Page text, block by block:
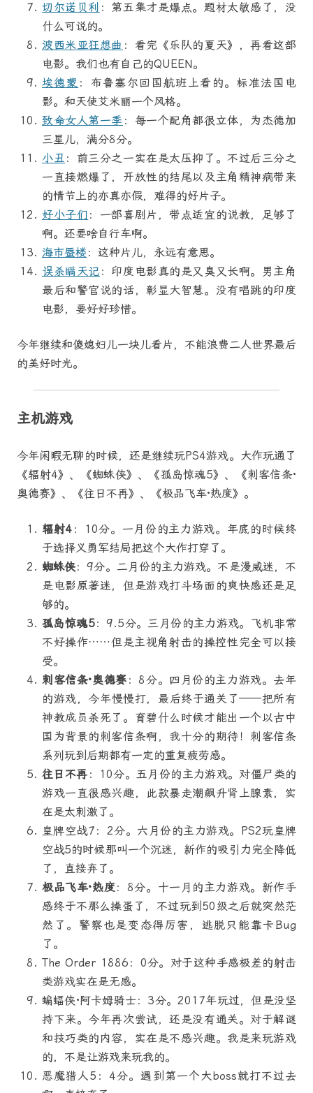
切尔诺贝利 ：第五集才是爆点。题材太敏感了，没
什么可说的。
波西米亚狂想曲 ：看完《乐队的夏天》，再看这部
电影。我们也有自己的QUEEN。
埃德蒙 ：布鲁塞尔回国航班上看的。标准法国电
影。和天使艾米丽一个风格。
致命女人第一季 ：每一个配角都很立体，为杰德加
三星儿，满分8分。
小丑 ：前三分之一实在是太压抑了。不过后三分之
一直接燃爆了，开放性的结尾以及主角精神病带来
的情节上的亦真亦假，难得的好片子。
好小子们 ：一部喜剧片，带点适宜的说教，足够了
啊。还要啥自行车啊。
海市蜃楼：这种片儿，永远有意思。
误杀瞒天记 ：印度电影真的是又臭又长啊。男主角
最后和警官说的话，彰显大智慧。没有唱跳的印度
电影，要好好珍惜。
今年继续和傻媳妇儿一块儿看片，不能浪费二人世界最后
的美好时光。
主机游戏
今年闲暇无聊的时候，还是继续玩PS4游戏。大作玩通了
《辐射4》、《蜘蛛侠》、《孤岛惊魂5》、《刺客信条·
奥德赛》、《往日不再》、《极品飞车·热度》。
辐射4 ：10分。一月份的主力游戏。年底的时候终
于选择义勇军结局把这个大作打穿了。
蜘蛛侠：9分。二月份的主力游戏。不是漫威迷，不
是电影原著迷，但是游戏打斗场面的爽快感还是足
够的。
孤岛惊魂5：9.5分。三月份的主力游戏。飞机非常
不好操作……但是主视角射击的操控性完全可以接
受。
刺客信条·奥德赛 ：8分。四月份的主力游戏。去年
的游戏，今年慢慢打，最后终于通关了——把所有
神教成员杀死了。育碧什么时候才能出一个以古中
国为背景的刺客信条啊，我十分的期待！刺客信条
系列玩到后期都有一定的重复疲劳感。
往日不再 ：10分。五月份的主力游戏。对僵尸类的
游戏一直很感兴趣，此款暴走潮飙升肾上腺素，实
在是太刺激了。
皇牌空战7：2分。六月份的主力游戏。PS2玩皇牌
空战5的时候那叫一个沉迷，新作的吸引力完全降低
了，直接弃了。
极品飞车·热度：8分。十一月的主力游戏。新作手
感终于不那么操蛋了，不过玩到50级之后就突然茫
然了。警察也是变态得厉害，逃脱只能靠卡Bug
了。
The Order 1886：0分。对于这种手感极差的射击
类游戏实在是无感。
蝙蝠侠·阿卡姆骑士：3分。2017年玩过，但是没坚
持下来。今年再次尝试，还是没有通关。对于解谜
和技巧类的内容，实在是不感兴趣。我是来玩游戏
的，不是让游戏来玩我的。
恶魔猎人5：4分。遇到第一个大boss就打不过去